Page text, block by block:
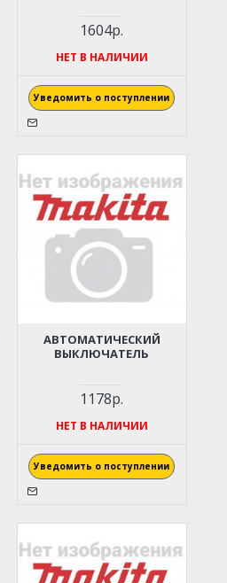
1604р.
НЕТ В НАЛИЧИИ
Уведомить о поступлении
АВТОМАТИЧЕСКИЙ
ВЫКЛЮЧАТЕЛЬ
1178р.
НЕТ В НАЛИЧИИ
Уведомить о поступлении